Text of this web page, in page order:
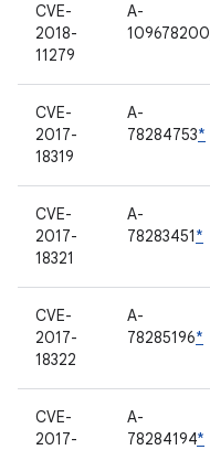
CVE-
2018-
11279
A-
109678200
CVE-
2017-
18319
A-
78284753*
CVE-
2017-
18321
A-
78283451*
CVE-
2017-
18322
A-
78285196*
CVE-
2017-
A-
78284194*